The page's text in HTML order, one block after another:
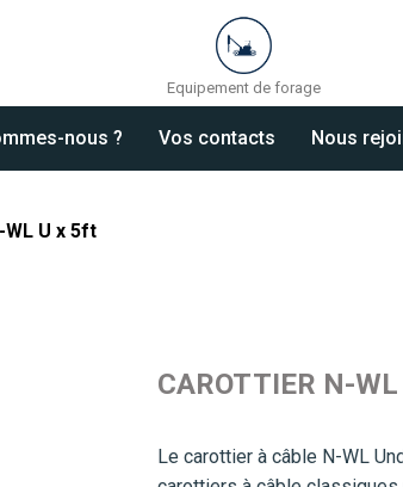
Equipement de forage
nous ? Vos contacts Nous
U x 5ft
CAROTTIER N-
Le carottier à câble N-WL